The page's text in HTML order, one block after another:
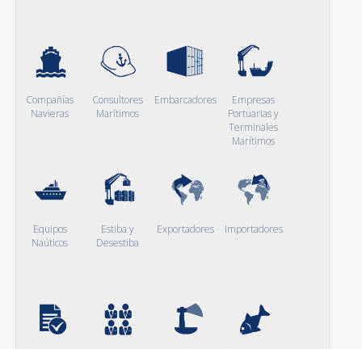
Compañías
Navieras
Consultores
Marítimos
Embarcadores
Empresas
Portuarias y
Terminales
Marítimos
Equipos
Naúticos
Estiba y
Desestiba
Exportadores Importadores